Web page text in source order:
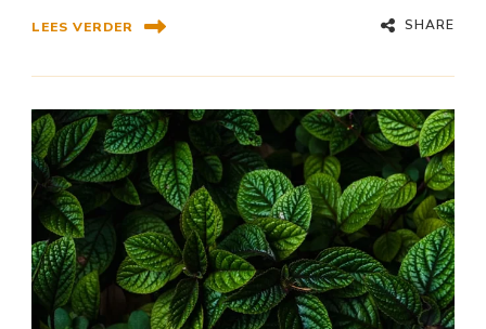
LEES VERDER SHARE